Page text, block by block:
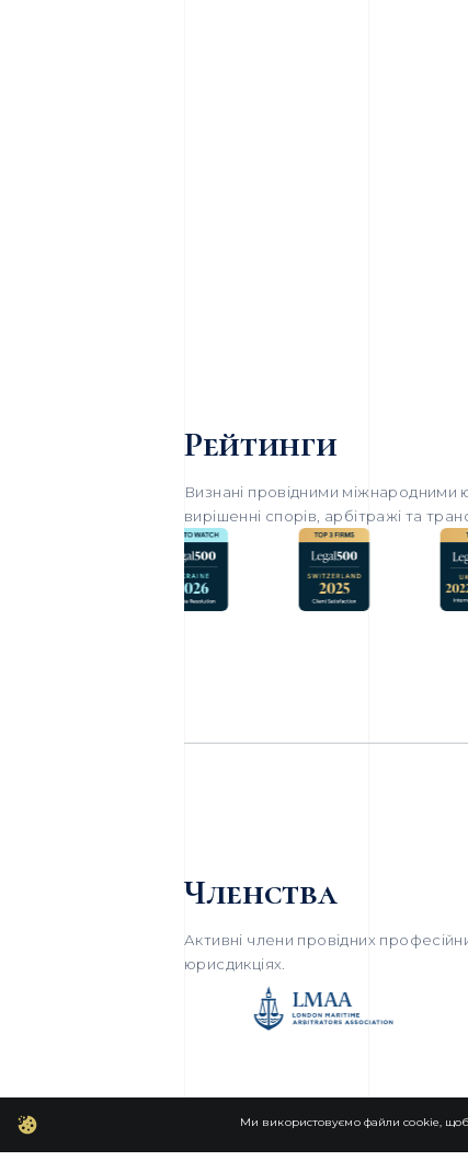
Рейтинги
Визнані провідними
вирішенні спорів, арбітражі та
Членства
Активні члени провідних
юрисдикціях.
Ми використовуємо файли cookie,